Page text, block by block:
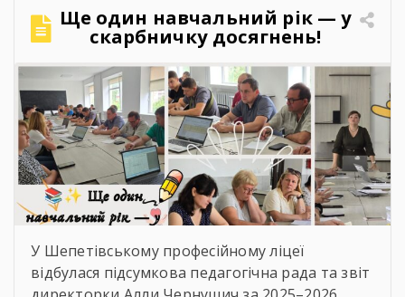
Ще один навчальний рік — у
скарбничку досягнень!
У Шепетівському професійному ліцеї
відбулася підсумкова педагогічна рада та звіт